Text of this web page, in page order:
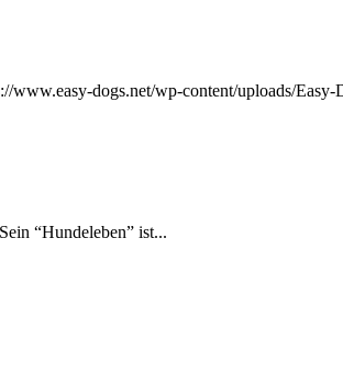
www.easy-dogs.net/wp-content/uploads/
“Hundeleben” ist...